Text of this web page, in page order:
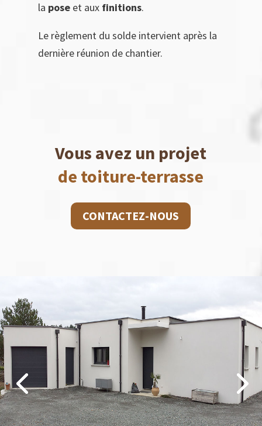
la poseet aux finitions.
Le règlement du solde intervient après la
dernière réunion de chantier.
Vous avez un projet
de toiture-terrasse
CONTACTEZ-NOUS